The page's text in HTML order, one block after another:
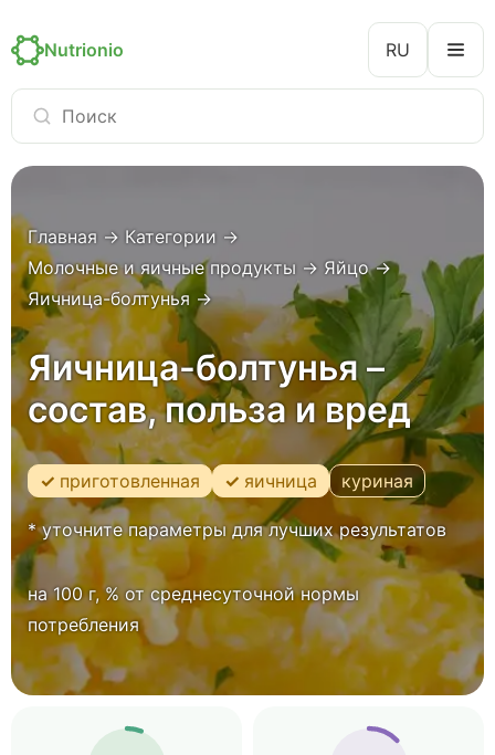
Nutrionio RU
Главная → Категории →
Молочные и яичные продукты → Яйцо→
Яичница-болтунья →
Яичница-болтунья –
состав, польза и вред
приготовленная яичница куриная
* уточните параметры для лучших результатов
на 100 г, % от среднесуточной нормы
потребления